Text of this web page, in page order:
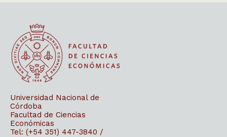
Universidad Nacional de
Córdoba
Facultad de Ciencias
Económicas
Tel: (+54 351) 447-3840 /